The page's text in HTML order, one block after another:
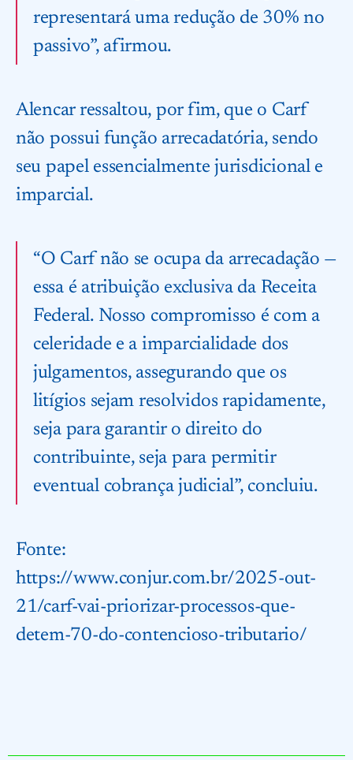
representará uma redução de 30% no
passivo”, afirmou.
Alencar ressaltou, por fim, que o Carf
não possui função arrecadatória, sendo
seu papel essencialmente jurisdicional e
imparcial.
“O Carf não se ocupa da arrecadação —
essa é atribuição exclusiva da Receita
Federal. Nosso compromisso é com a
celeridade e a imparcialidade dos
julgamentos, assegurando que os
litígios sejam resolvidos rapidamente,
seja para garantir o direito do
contribuinte, seja para permitir
eventual cobrança judicial”, concluiu.
Fonte:
https://www.conjur.com.br/2025-out-
21/carf-vai-priorizar-processos-que-
detem-70-do-contencioso-tributario/